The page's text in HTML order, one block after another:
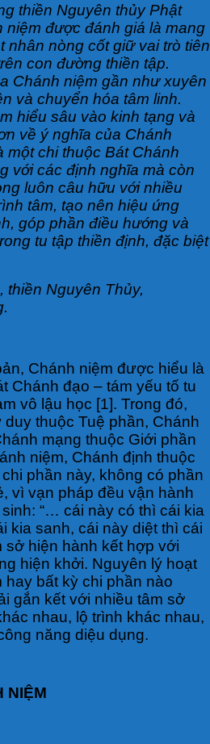
thiền Nguyên thủy Phật
niệm được đánh giá là mang
nhân nòng cốt giữ vai trò tiên
con đường thiền tập.
Chánh niệm gần như xuyên
và chuyển hóa tâm linh.
hiểu sâu vào kinh tạng và
về ý nghĩa của Chánh
một chi thuộc Bát Chánh
với các định nghĩa mà còn
luôn câu hữu với nhiều
tâm, tạo nên hiệu ứng
góp phần điều hướng và
tu tập thiền định, đặc biệt
thiền Nguyên Thủy,
Chánh niệm được hiểu là
Chánh đạo – tám yếu tố tu
vô lậu học [1]. Trong đó,
thuộc Tuệ phần, Chánh
mạng thuộc Giới phần
niệm, Chánh định thuộc
phần này, không có phần
vì vạn pháp đều vận hành
“… cái này có thì cái kia
kia sanh, cái này diệt thì cái
sở hiện hành kết hợp với
hiện khởi. Nguyên lý hoạt
bất kỳ chi phần nào
gắn kết với nhiều tâm sở
nhau, lộ trình khác nhau,
năng diệu dụng.
NIỆM